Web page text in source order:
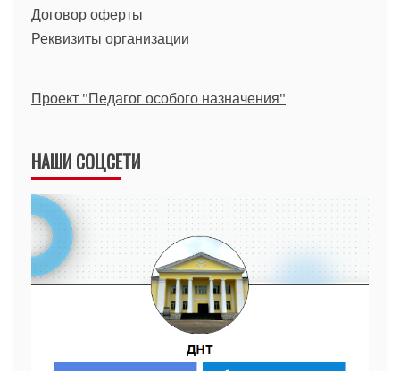
Договор оферты
Реквизиты организации
Проект "Педагог особого назначения"
НАШИ СОЦСЕТИ